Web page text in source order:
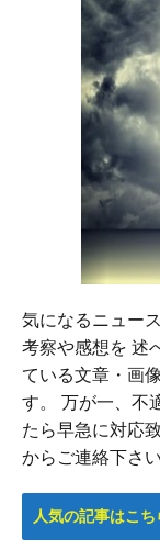
気になるニュー
考察や感想を 述
ている文章・画
す。 万が一、不
たら早急に対応
からご連絡下さい
人気の記事はこち